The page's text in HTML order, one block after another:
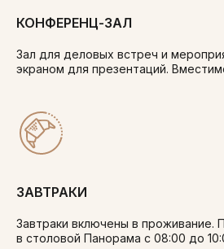
КОНФЕРЕНЦ-ЗАЛ
Зал для деловых встреч и
экраном для презентаций.
ЗАВТРАКИ
Завтраки включены в проживание.
в столовой Панорама с 08:00 до